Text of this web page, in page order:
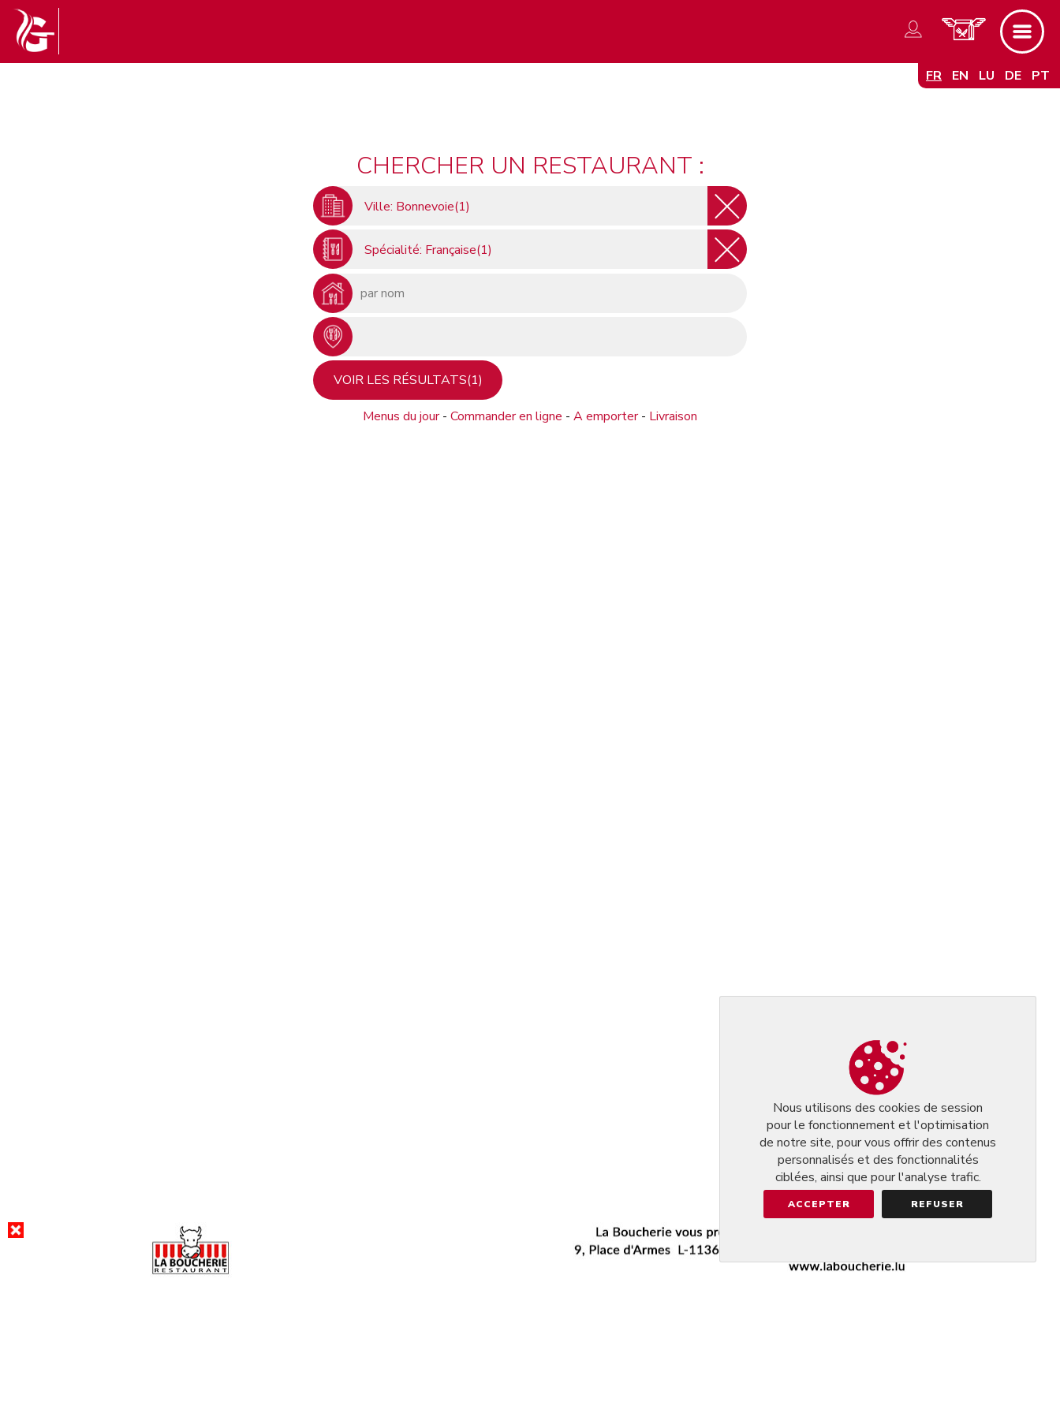
FR EN LU DE PT
CHERCHER UN RESTAURANT :
Ville: Bonnevoie(1)
Spécialité: Française(1)
Menus du jour- Commander en ligne - A emporter- Livraison
Nous utilisons des cookies de session
pour le fonctionnement et l'optimisation
de notre site, pour vous offrir des contenus
personnalisés et des fonctionnalités
ciblées, ainsi que pour l'analyse trafic.
ACCEPTER REFUSER